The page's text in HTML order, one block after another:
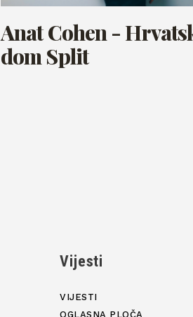
Anat Cohen -
dom Split
Vijesti
VIJESTI
OGLASNA PLOČA